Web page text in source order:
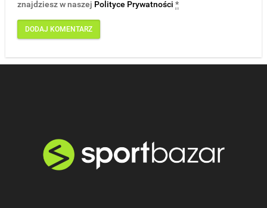
znajdziesz w naszej Polityce Prywatności *